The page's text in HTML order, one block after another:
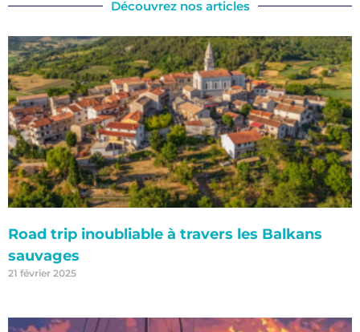
Découvrez nos articles
Road trip inoubliable à travers les Balkans
sauvages
21 février 2025